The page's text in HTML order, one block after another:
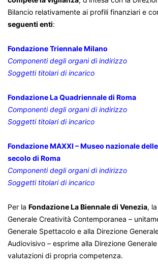
Bilancio relativamente ai profili finanziari e
seguenti enti:
Fondazione Triennale Milano
Componenti degli organi di indirizzo
Soggetti titolari di incarico
Fondazione La Quadriennale di Roma
Componenti degli organi di indirizzo
Soggetti titolari di incarico
Fondazione MAXXI – Museo nazionale
secolo di Roma
Componenti degli organi di indirizzo
Soggetti titolari di incarico
Per la Fondazione La Biennale di Venezia,
Generale Creatività Contemporanea –
Generale Spettacolo e alla Direzione
Audiovisivo – esprime alla Direzione
valutazioni di propria competenza.​